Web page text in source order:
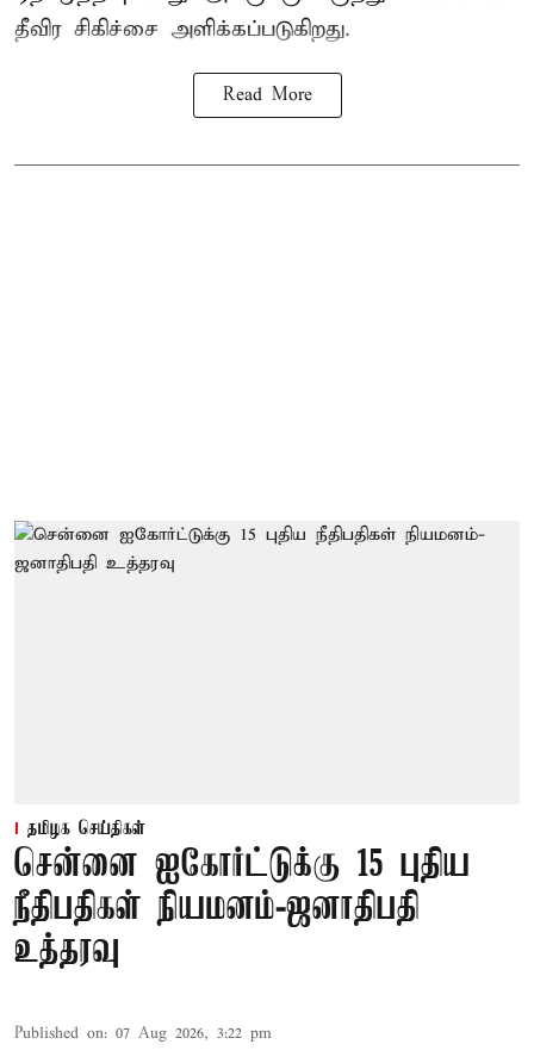
தீவிர சிகிச்சை அளிக்கப்படுகிறது.
Read More
தமிழக செய்திகள்
சென்னை ஐகோர்ட்டுக்கு 15 புதிய
நீதிபதிகள் நியமனம்-ஜனாதிபதி
உத்தரவு
Published on: 07 Aug 2026, 3:22 pm